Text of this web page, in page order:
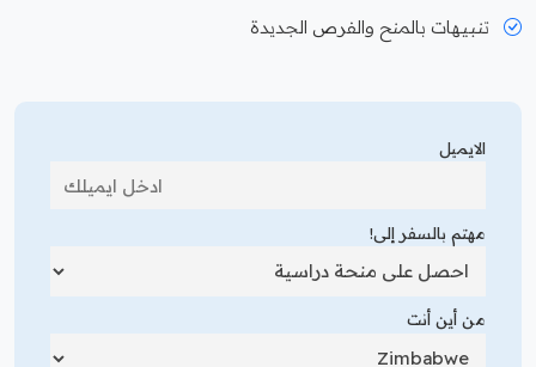
تنبيهات بالمنح والفرص الجديدة
الايميل
مهتم بالسفر إلى!
من أين أنت